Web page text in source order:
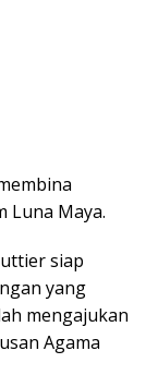
Luna Maya.
siap
yang
mengajukan
Agama